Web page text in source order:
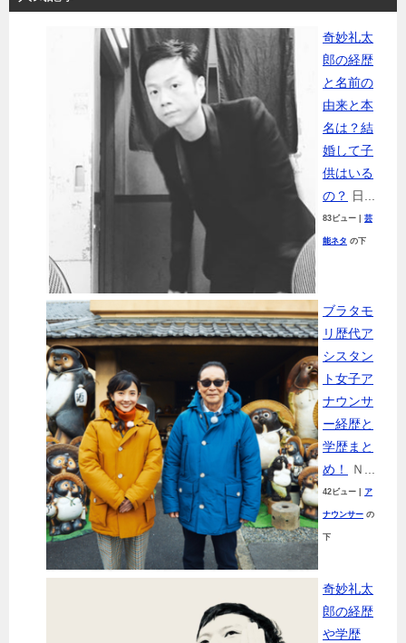
奇妙礼太
郎の経歴
と名前の
由来と本
名は？結
婚して子
供はいる
の？ 日...
83ビュー 芸
能ネタ の下
ブラタモ
リ歴代ア
シスタン
ト女子ア
ナウンサ
ー経歴と
学歴まと
め！
Ｎ...
42ビュー ア
ナウンサー の
下
奇妙礼太
郎の経歴
や学歴